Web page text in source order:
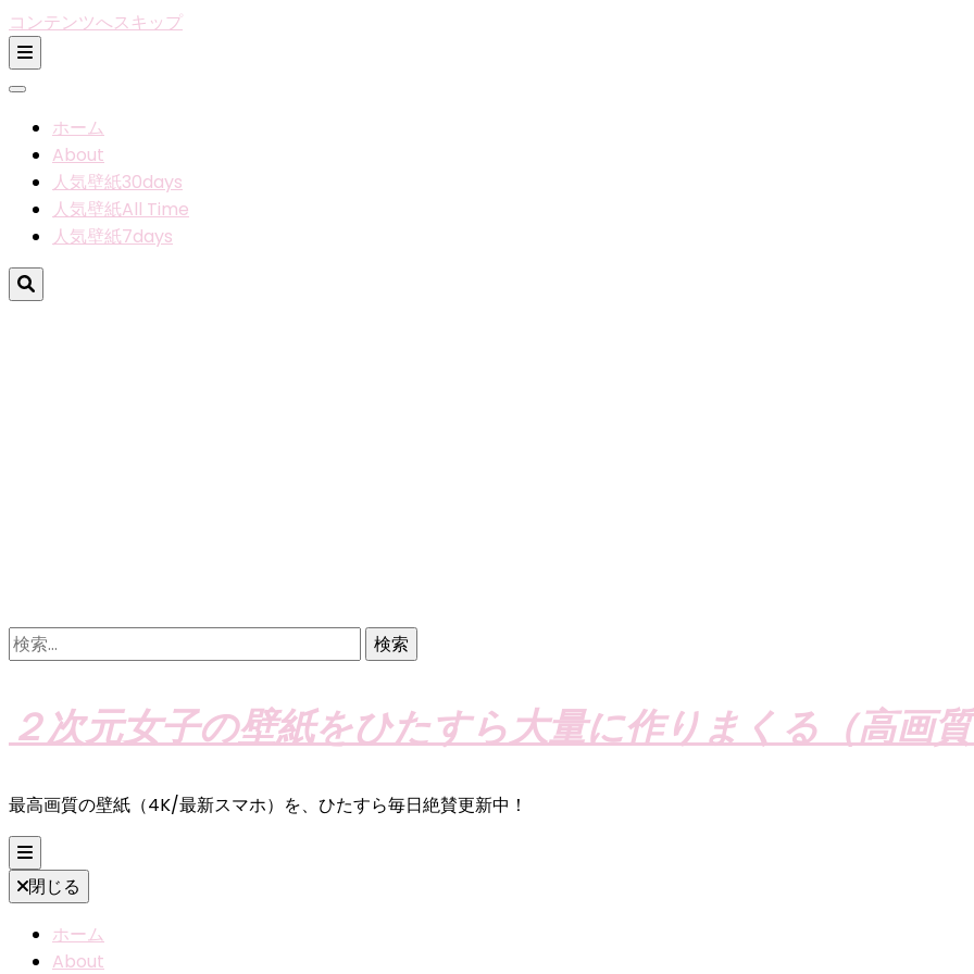
コンテンツへスキップ
ホーム
About
人気壁紙30days
人気壁紙All Time
人気壁紙7days
検
索:
２次元女子の壁紙をひたすら大量に作りまくる（高画
最高画質の壁紙（4K/最新スマホ）を、ひたすら毎日絶賛更新中！
閉じる
ホーム
About